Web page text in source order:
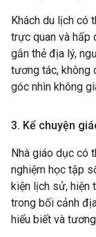
Khách du lịch có
trực quan và hấp
gắn thẻ địa lý,
tương tác, không
góc nhìn không
3. Kể chuyện
Nhà giáo dục có
nghiệm học tập
kiện lịch sử, hiện
trong bối cảnh
hiểu biết và